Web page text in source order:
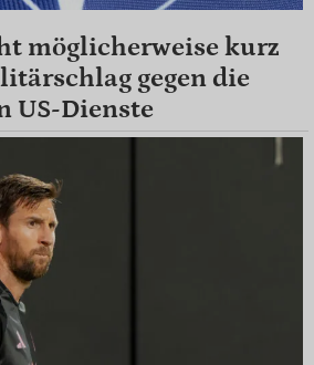
möglicherweise kurz
gegen die
US-Dienste